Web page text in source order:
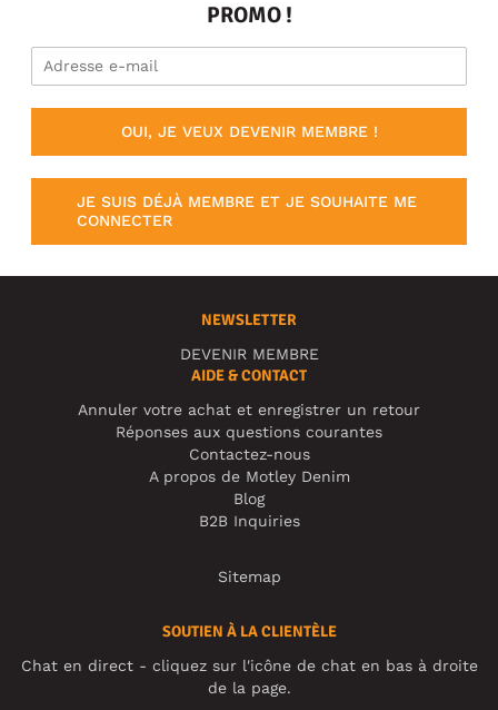
PROMO !
OUI, JE VEUX DEVENIR MEMBRE !
JE SUIS DÉJÀ MEMBRE ET JE SOUHAITE ME
CONNECTER
NEWSLETTER
DEVENIR MEMBRE
AIDE & CONTACT
Annuler votre achat et enregistrer un retour
Réponses aux questions courantes
Contactez-nous
A propos de Motley Denim
Blog
B2B Inquiries
Sitemap
SOUTIEN À LA CLIENTÈLE
Chat en direct - cliquez sur l'icône de chat en bas à droite
de la page.